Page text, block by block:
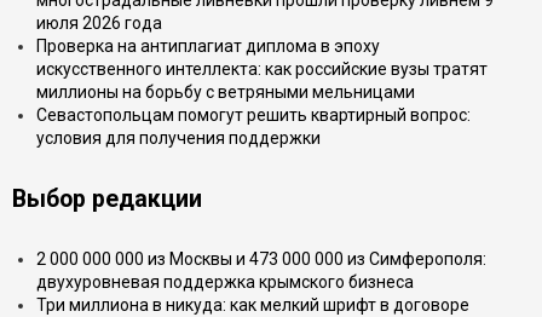
июля 2026 года
Проверка на антиплагиат диплома в эпоху
искусственного интеллекта: как российские вузы тратят
миллионы на борьбу с ветряными мельницами
Севастопольцам помогут решить квартирный вопрос:
условия для получения поддержки
Выбор редакции
2 000 000 000 из Москвы и 473 000 000 из Симферополя:
двухуровневая поддержка крымского бизнеса
Три миллиона в никуда: как мелкий шрифт в договоре